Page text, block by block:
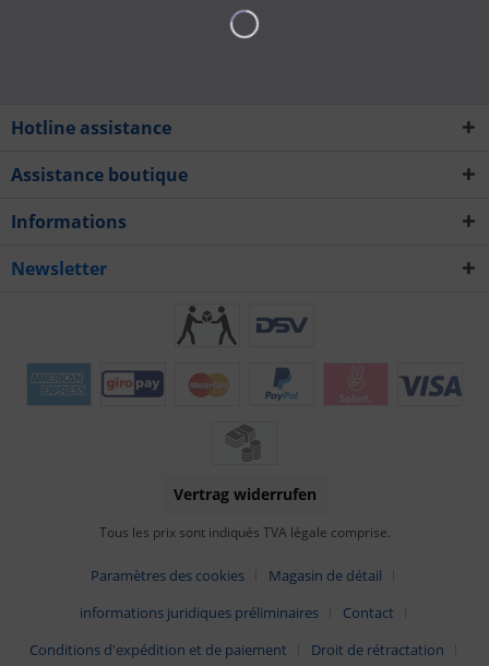
Hotline assistance
Assistance boutique
Informations
Newsletter
Vertrag widerrufen
Tous les prix sont indiqués TVA légale comprise.
Paramètres des cookies
Magasin de détail
informations juridiques préliminaires
Contact
Conditions d'expédition et de paiement
Droit de rétractation